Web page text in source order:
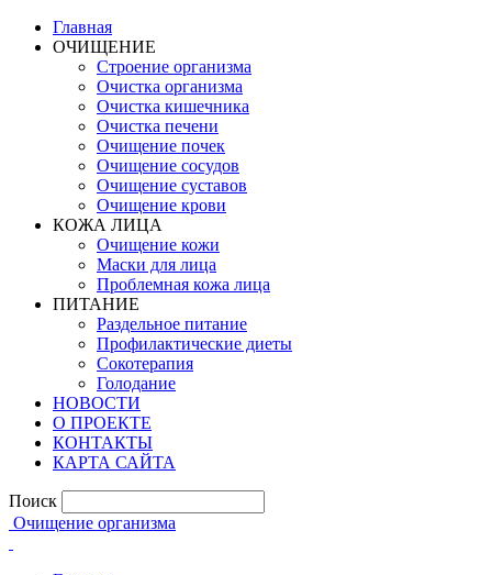
Главная
ОЧИЩЕНИЕ
Строение организма
Очистка организма
Очистка кишечника
Очистка печени
Очищение почек
Очищение сосудов
Очищение суставов
Очищение крови
КОЖА ЛИЦА
Очищение кожи
Маски для лица
Проблемная кожа лица
ПИТАНИЕ
Раздельное питание
Профилактические диеты
Сокотерапия
Голодание
НОВОСТИ
О ПРОЕКТЕ
КОНТАКТЫ
КАРТА САЙТА
Поиск
Очищение организма